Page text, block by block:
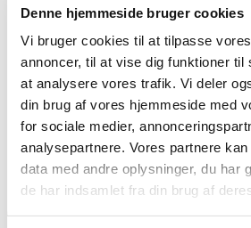
Denne hjemmeside bruger cookies
Vi bruger cookies til at tilpasse
annoncer, til at vise dig funktioner til
at analysere vores trafik. Vi deler
din brug af vores hjemmeside med
for sociale medier,
analysepartnere. Vores partnere
data med andre oplysninger, du har
de har indsamlet fra din brug af
Om NG
Virksomhedsinformation
Karriere hos os
Salg & Leveringsbetingelser
Kontakt
Kontakt os
Team NG
Menu Menu
0 replies